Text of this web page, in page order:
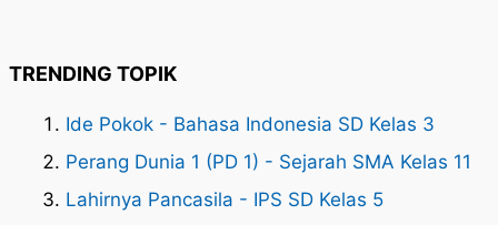
TRENDING TOPIK
Ide Pokok - Bahasa Indonesia SD Kelas 3
Perang Dunia 1 (PD 1) - Sejarah SMA Kelas 11
Lahirnya Pancasila - IPS SD Kelas 5